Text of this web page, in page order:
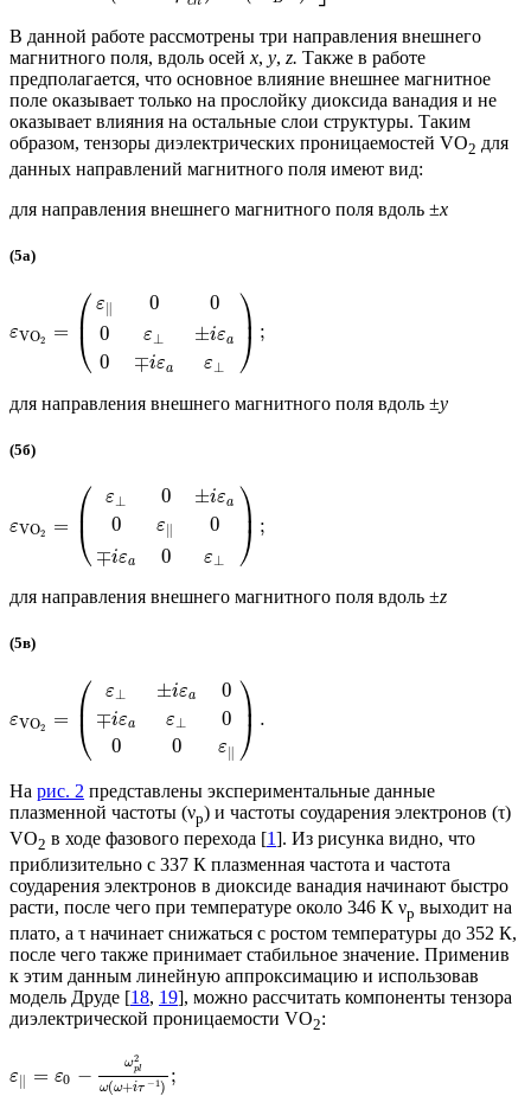
В данной работе рассмотрены три направления внешнего
магнитного поля, вдоль осей x, y, z. Также в работе
предполагается, что основное влияние внешнее магнитное
поле оказывает только на прослойку диоксида ванадия и не
оказывает влияния на остальные слои структуры. Таким
образом, тензоры диэлектрических проницаемостей VO2 для
данных направлений магнитного поля имеют вид:
для направления внешнего магнитного поля вдоль ±x
(5а)
εVO2 = ⎛
⎝
⎜ ε
0
0
0
ε⊥
∓iεa
0
±iεa
ε ⊥
⎞
⎠⎟ ;
для направления внешнего магнитного поля вдоль ±y
(5б)
εVO2 = ⎛
⎝
⎜ ε⊥
0
∓iεa
0
ε
0
±iεa
0
ε⊥
⎞
⎠⎟ ;
для направления внешнего магнитного поля вдоль ±z
(5в)
εVO2 = ⎛
⎝
⎜ ε⊥
∓iεa
0
±iεa
ε⊥
0
0
0
ε∥
⎞
⎠⎟ .
На рис. 2 представлены экспериментальные данные
плазменной частоты (νp) и частоты соударения электронов (τ)
VO2 в ходе фазового перехода [1]. Из рисунка видно, что
приблизительно с 337 К плазменная частота и частота
соударения электронов в диоксиде ванадия начинают быстро
расти, после чего при температуре около 346 К νp выходит на
плато, а τ начинает снижаться с ростом температуры до 352 К,
после чего также принимает стабильное значение. Применив
к этим данным линейную аппроксимацию и использовав
модель Друде [18, 19], можно рассчитать компоненты тензора
диэлектрической проницаемости VO2:
ε = ε0 −
ω2
pl
ω(ω+iτ −1) ;